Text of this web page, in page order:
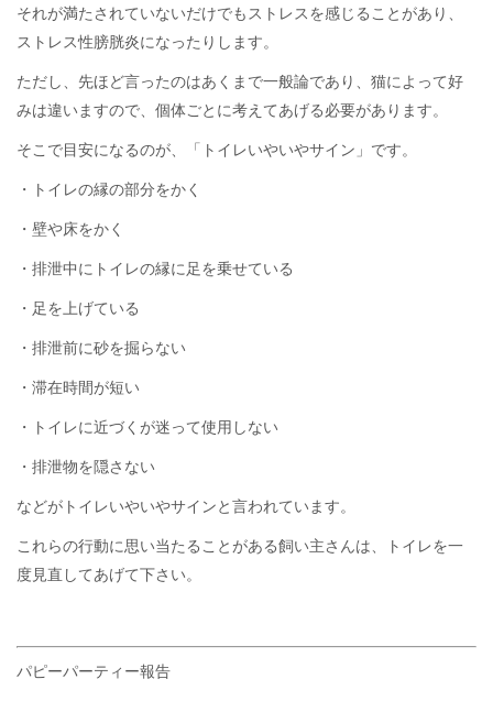
それが満たされていないだけでもストレスを感じることがあり、
ストレス性膀胱炎になったりします。
ただし、先ほど言ったのはあくまで一般論であり、猫によって好
みは違いますので、個体ごとに考えてあげる必要があります。
そこで目安になるのが、「トイレいやいやサイン」です。
・トイレの縁の部分をかく
・壁や床をかく
・排泄中にトイレの縁に足を乗せている
・足を上げている
・排泄前に砂を掘らない
・滞在時間が短い
・トイレに近づくが迷って使用しない
・排泄物を隠さない
などがトイレいやいやサインと言われています。
これらの行動に思い当たることがある飼い主さんは、トイレを一
度見直してあげて下さい。
パピーパーティー報告